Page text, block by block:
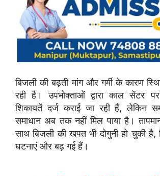
बिजली की बढ़ती मांग और गर्मी के कारण
रही है। उपभोक्ताओं द्वारा काल सेंटर
शिकायतें दर्ज कराई जा रही हैं, लेकिन
समाधान अब तक नहीं मिल पाया है।
साथ बिजली की खपत भी दोगुनी हो चुकी
घटनाएं और बढ़ गई हैं।